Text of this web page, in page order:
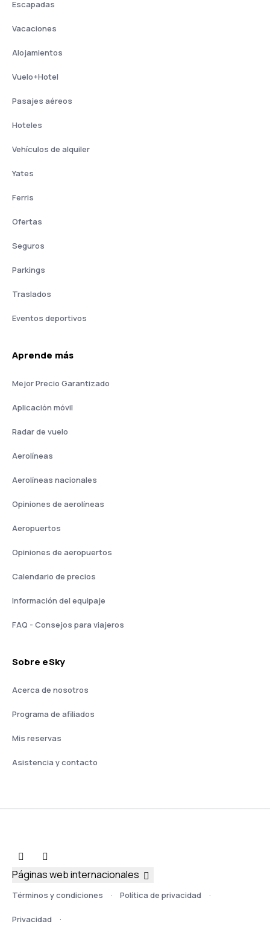
Escapadas
Vacaciones
Alojamientos
Vuelo+Hotel
Pasajes aéreos
Hoteles
Vehículos de alquiler
Yates
Ferris
Ofertas
Seguros
Parkings
Traslados
Eventos deportivos
Aprende más
Mejor Precio Garantizado
Aplicación móvil
Radar de vuelo
Aerolíneas
Aerolíneas nacionales
Opiniones de aerolíneas
Aeropuertos
Opiniones de aeropuertos
Calendario de precios
Información del equipaje
FAQ - Consejos para viajeros
Sobre eSky
Acerca de nosotros
Programa de afiliados
Mis reservas
Asistencia y contacto
Términos y condiciones Política de privacidad
Privacidad
Páginas web internacionales